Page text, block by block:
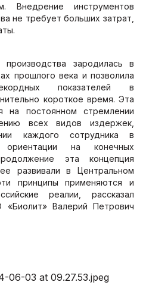
Внедрение инструментов
не требует больших затрат,
зародилась в
прошлого века и позволила
показателей в
короткое время. Эта
на постоянном стремлении
всех видов издержек,
каждого сотрудника в
на конечных
эта концепция
развивали в Центральном
принципы применяются и
реалии, рассказал
Валерий Петрович